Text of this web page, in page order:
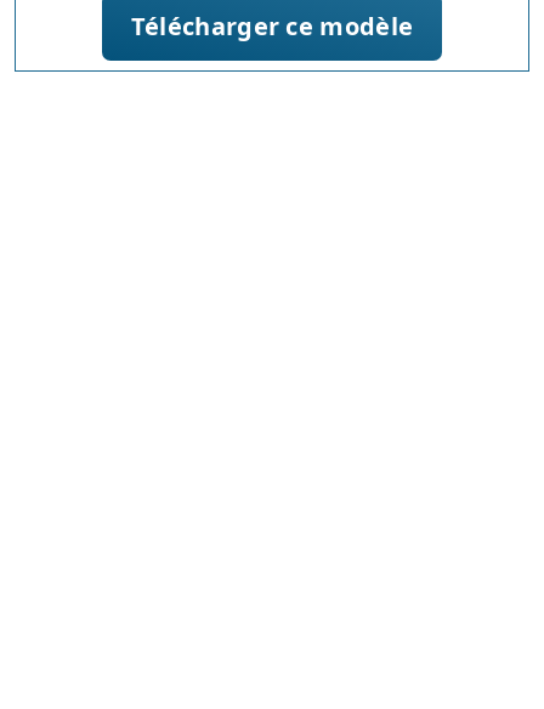
Télécharger ce modèle